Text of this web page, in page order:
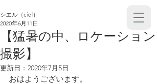
【猛暑の中、ロケーション
撮影】
シエル（ciel）
2020年6月11日
更新日： 2020年7月5日
おはようございます。